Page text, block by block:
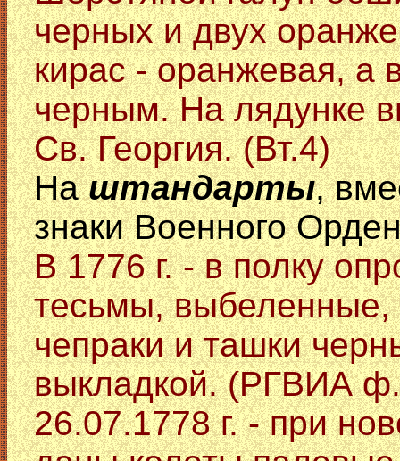
черных и двух
кирас - оранжевая, а
черным. На лядунке
Св. Георгия. (Вт.4)
Наштандарты,
знаки Военного
В 1776 г. - в полку
тесьмы, выбеленные,
чепраки и ташки
выкладкой. (РГВИА
26.07.1778 г. - при